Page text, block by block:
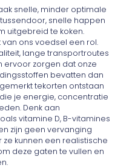
snelle, minder optimale
snelle happen
uitgebreid te koken.
ons voedsel een rol.
lange transportroutes
ervoor zorgen dat onze
bevatten dan
tekorten ontstaan
je energie, concentratie
Denk aan
vitamine D, B-vitamines
zijn geen vervanging
kunnen een realistische
deze gaten te vullen en